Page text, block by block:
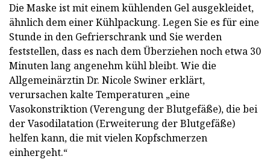
Die Maske ist mit einem kühlenden Gel ausgekleidet,
ähnlich dem einer Kühlpackung. Legen Sie es für eine
Stunde in den Gefrierschrank und Sie werden
feststellen, dass es nach dem Überziehen noch etwa 30
Minuten lang angenehm kühl bleibt. Wie die
Allgemeinärztin Dr. Nicole Swiner erklärt,
verursachen kalte Temperaturen „eine
Vasokonstriktion (Verengung der Blutgefäße), die bei
der Vasodilatation (Erweiterung der Blutgefäße)
helfen kann, die mit vielen Kopfschmerzen
einhergeht.“